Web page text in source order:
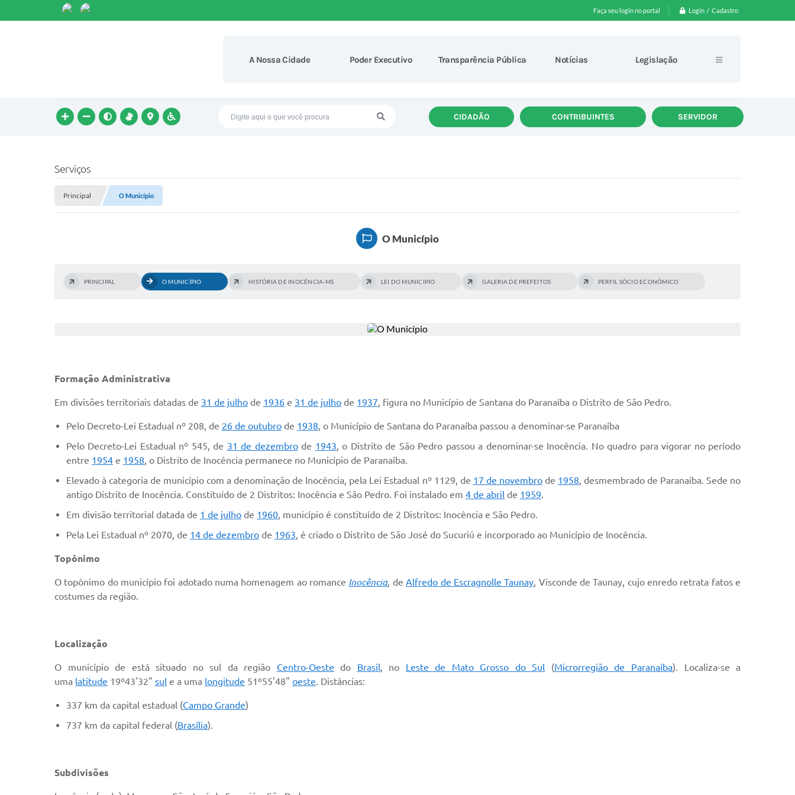
Faça seu login no portal Login / Cadastro
A Nossa Cidade Poder Executivo Transparência Pública Notícias Legislação
CIDADÃO CONTRIBUINTES SERVIDOR
Serviços
Principal O Município
O Município
PRINCIPAL O MUNICÍPIO HISTÓRIA DE INOCÊNCIA-MS LEI DO MUNICIPIO GALERIA DE PREFEITOS PERFIL SÓCIO ECONÔMICO
Formação Administrativa
Em divisões territoriais datadas de 31 de julho de 1936 e 31 de julho de 1937, figura no Município de Santana do Paranaíba o Distrito de São Pedro.
Pelo Decreto-Lei Estadual nº 208, de 26 de outubro de 1938, o Município de Santana do Paranaíba passou a denominar-se Paranaíba
Pelo Decreto-Lei Estadual nº 545, de 31 de dezembrode 1943, o Distrito de São Pedro passou a denominar-se Inocência. No quadro para vigorar no período
entre 1954 e 1958, o Distrito de Inocência permanece no Município de Paranaíba.
Elevado à categoria de município com a denominação de Inocência, pela Lei Estadual nº 1129, de 17 de novembrode 1958, desmembrado de Paranaíba. Sede no
antigo Distrito de Inocência. Constituído de 2 Distritos: Inocência e São Pedro. Foi instalado em 4 de abril de 1959.
Em divisão territorial datada de 1 de julho de 1960, município é constituído de 2 Distritos: Inocência e São Pedro.
Pela Lei Estadual nº 2070, de 14 de dezembro de 1963, é criado o Distrito de São José do Sucuriú e incorporado ao Município de Inocência.
Topônimo
O topônimo do município foi adotado numa homenagem ao romance Inocência, deAlfredo de Escragnolle Taunay, Visconde de Taunay, cujo enredo retrata fatos e
costumes da região.
Localização
O município de está situado no sul da região Centro-Oeste do Brasil, no Leste de Mato Grosso do Sul (Microrregião de Paranaíba). Localiza-se a
uma latitude 19º43'32" sul e a uma longitude 51º55'48" oeste. Distâncias:
337 km da capital estadual (Campo Grande)
737 km da capital federal (Brasília).
Subdivisões